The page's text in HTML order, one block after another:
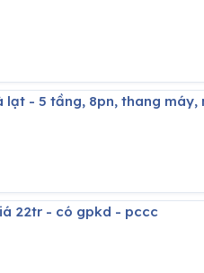
lạt - 5 tầng, 8pn, thang
22tr - có gpkd - pccc